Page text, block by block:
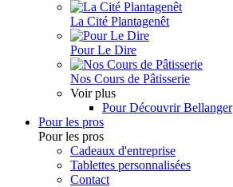
La Cité Plantagenêt
Pour Le Dire
Nos Cours de Pâtisserie
Voir plus
Pour Découvrir Bellanger
Pour les pros
Pour les pros
Cadeaux d'entreprise
Tablettes personnalisées
Contact